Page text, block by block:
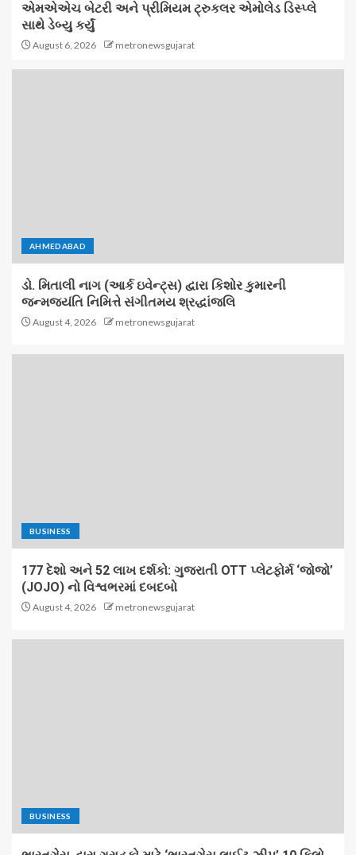
એમએએચ બેટરી અને પ્રીમિયમ ટ્રુકલર એમોલેડ ડિસ્પ્લે
સાથે ડેબ્યુ કર્યું
August 6, 2026 metronewsgujarat
AHMEDABAD
ડો. મિતાલી નાગ (આર્ક ઇવેન્ટ્સ) દ્વારા કિશોર કુમારની
જન્મજયંતિ નિમિત્તે સંગીતમય શ્રદ્ધાંજલિ
August 4, 2026 metronewsgujarat
BUSINESS
177 દેશો અને 52 લાખ દર્શકો: ગુજરાતી OTT પ્લેટફોર્મ ‘જોજો’
(JOJO) નો વિશ્વભરમાં દબદબો
August 4, 2026 metronewsgujarat
BUSINESS